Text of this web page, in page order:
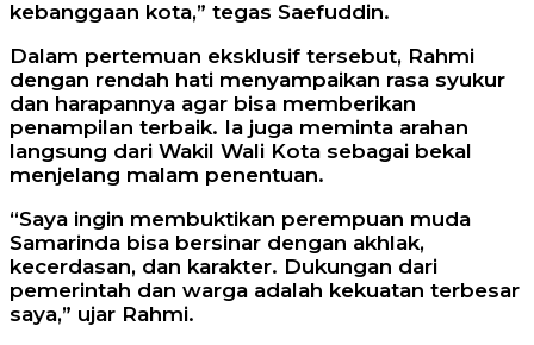
kebanggaan kota,” tegas Saefuddin.
Dalam pertemuan eksklusif tersebut, Rahmi
dengan rendah hati menyampaikan rasa syukur
dan harapannya agar bisa memberikan
penampilan terbaik. Ia juga meminta arahan
langsung dari Wakil Wali Kota sebagai bekal
menjelang malam penentuan.
“Saya ingin membuktikan perempuan muda
Samarinda bisa bersinar dengan akhlak,
kecerdasan, dan karakter. Dukungan dari
pemerintah dan warga adalah kekuatan terbesar
saya,” ujar Rahmi.